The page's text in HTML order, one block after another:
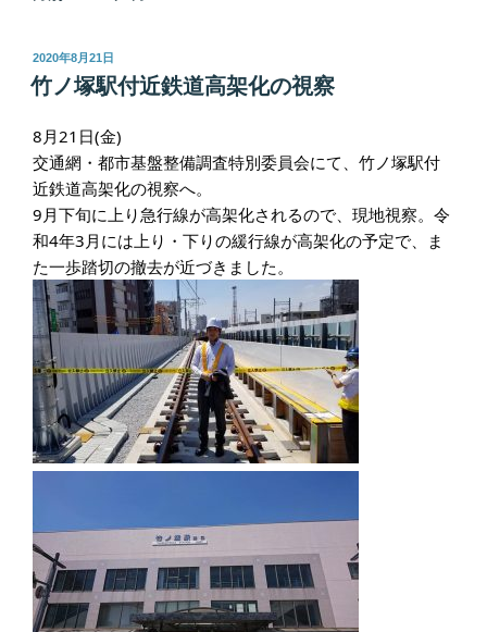
投
稿
日:
2020年8月21日
竹ノ塚駅付近鉄道高架化の視察
8月21日(金)
交通網・都市基盤整備調査特別委員会にて、竹ノ塚駅付
近鉄道高架化の視察へ。
9月下旬に上り急行線が高架化されるので、現地視察。令
和4年3月には上り・下りの緩行線が高架化の予定で、ま
た一歩踏切の撤去が近づきました。